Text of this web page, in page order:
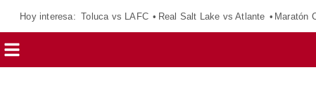
Hoy interesa: Toluca vs LAFC Real Salt Lake vs Atlante Maratón